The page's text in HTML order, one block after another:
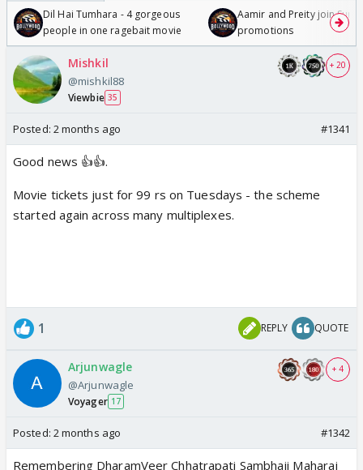
Dil Hai Tumhara - 4 gorgeous
people in one ragebait movie
Aamir and Preity join
promotions
Mishkil
@mishkil88
Viewbie 35
+ 20
Posted: 2 months ago #1341
Good news 👍👍.
Movie tickets just for 99 rs on Tuesdays - the scheme
started again across many multiplexes.
1 REPLY QUOTE
Arjunwagle
@Arjunwagle
Voyager 17
+ 4
Posted: 2 months ago #1342
Remembering DharamVeer Chhatrapati Sambhaji Maharaj